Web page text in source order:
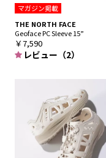
マガジン掲載
THE NORTH FACE
Geoface PC Sleeve 15”
￥7,590
レビュー（2）